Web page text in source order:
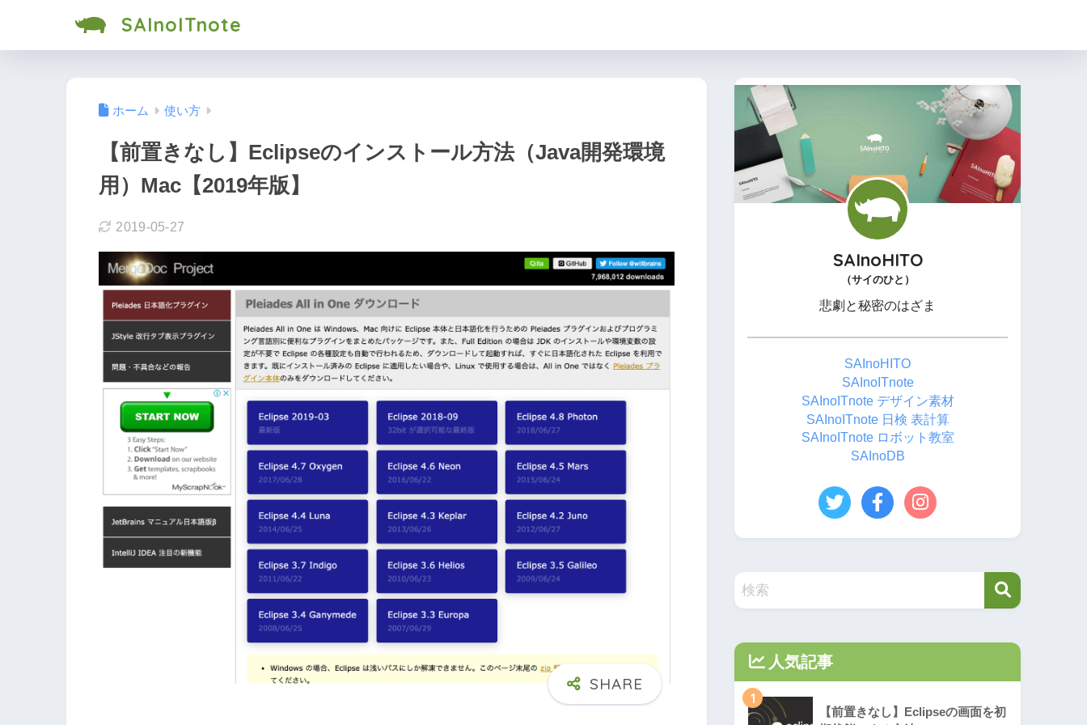
SAInoITnote
ホーム 使い方
【前置きなし】Eclipseのインストール方法（Java開発環境
用）Mac【2019年版】
2019-05-27
SAInoHITO
（サイのひと）
悲劇と秘密のはざま
SAInoHITO
SAInoITnote
SAInoITnote デザイン素材
SAInoITnote 日検 表計算
SAInoITnote ロボット教室
SAInoDB
人気記事
1
【前置きなし】Eclipseの画面を初